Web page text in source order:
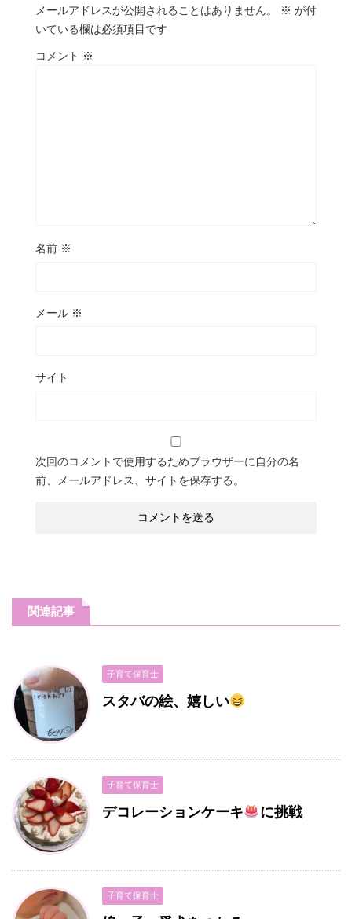
メールアドレスが公開されることはありません。 ※ が付
いている欄は必須項目です
コメント ※
名前 ※
メール ※
サイト
次回のコメントで使用するためブラウザーに自分の名
前、メールアドレス、サイトを保存する。
関連記事
子育て保育士
スタバの絵、嬉しい
子育て保育士
デコレーションケーキ に挑戦
子育て保育士